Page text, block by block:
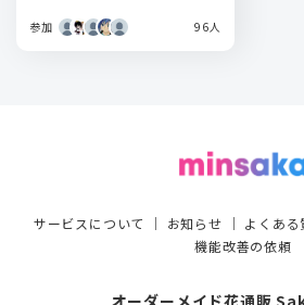
参加 96人
サービスについて ｜ お知らせ ｜ よくあ
機能改善の依頼
オーダーメイド花通販